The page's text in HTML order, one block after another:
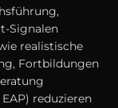
Signalen
realistische
Fortbildungen
reduzieren